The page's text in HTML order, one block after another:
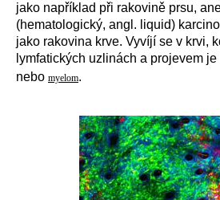
jako například při rakovině prsu,
(hematologický, angl. liquid)
jako rakovina krve. Vyvíjí se v krvi,
lymfatických uzlinách a projevem
nebo myelom.